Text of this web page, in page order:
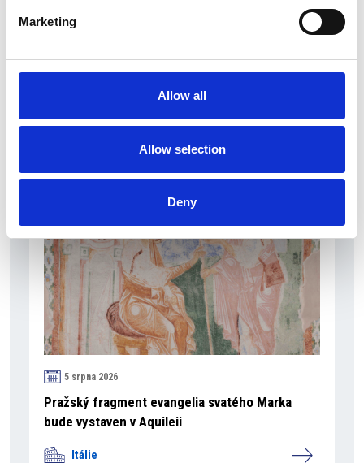
Marketing
Allow all
Allow selection
Deny
deset miliard eur
Přehled Ekonomika
Itálie
Česká republika
5 srpna 2026
Pražský fragment evangelia svatého Marka
bude vystaven v Aquileii
Itálie